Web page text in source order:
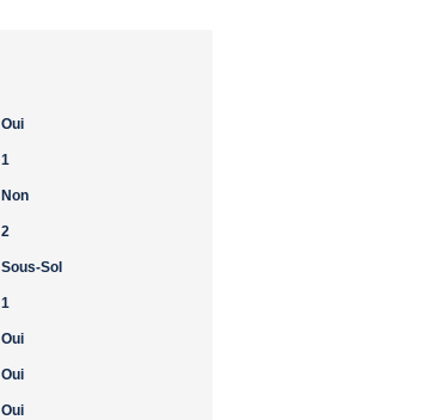
Oui
1
Non
2
Sous-Sol
1
Oui
Oui
Oui